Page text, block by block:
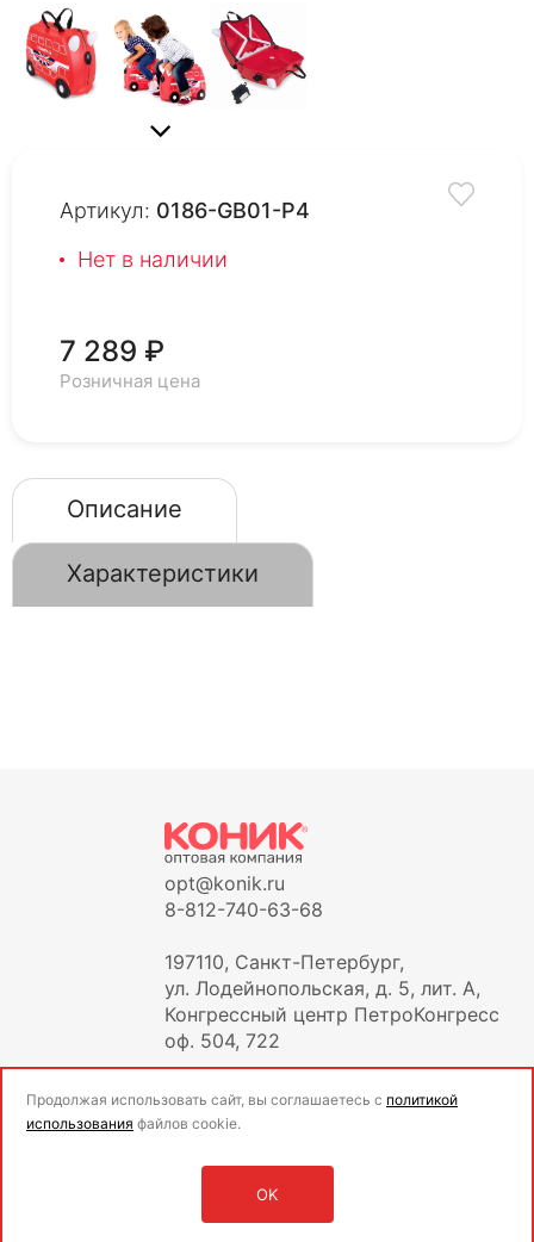
Артикул: 0186-GB01-P4
Нет в наличии
7 289 ₽
Розничная цена
Описание
Характеристики
opt@konik.ru
8-812-740-63-68
197110, Санкт-Петербург,
ул. Лодейнопольская, д. 5, лит. А,
Конгрессный центр ПетроКонгресс
оф. 504, 722
Оставить заявку
Продолжая использовать сайт, вы соглашаетесь с политикой
использования файлов cookie.
OK